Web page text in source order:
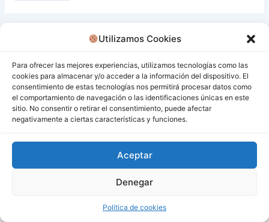
Utilizamos Cookies
Para ofrecer las mejores experiencias, utilizamos tecnologías como las
cookies para almacenar y/o acceder a la información del dispositivo. El
consentimiento de estas tecnologías nos permitirá procesar datos como
el comportamiento de navegación o las identificaciones únicas en este
sitio. No consentir o retirar el consentimiento, puede afectar
negativamente a ciertas características y funciones.
Aceptar
Denegar
Política de cookies
Todos los derechos © 2026 San Miguel De Los Bancos |